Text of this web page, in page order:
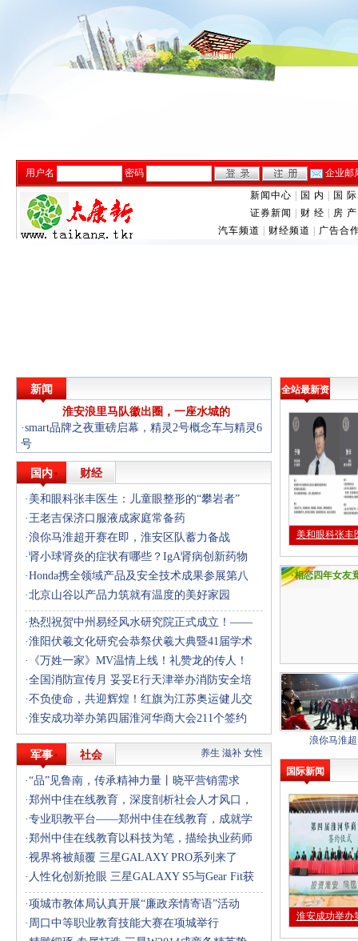
用户名 密码
企业邮
新闻中心
国 内 国 际
证券新闻
财 经 房 产
汽车频道
财经频道 广告合
新闻
淮安浪里马队徽出圈，一座水城的
·smart品牌之夜重磅启幕，精灵2号概念车与精灵6
号
·“十五五”开局启新程 讲好新时代中国品牌故事
国内
财经
· 美和眼科张丰医生：儿童眼整形的“攀岩者”
·王老吉保济口服液成家庭常备药
·浪你马淮超开赛在即，淮安区队蓄力备战
·肾小球肾炎的症状有哪些？IgA肾病创新药物
·Honda携全领域产品及安全技术成果参展第八
·北京山谷以产品力筑就有温度的美好家园
·热烈祝贺中州易经风水研究院正式成立！——
·淮阳伏羲文化研究会恭祭伏羲大典暨41届学术
·
《万姓一家》MV温情上线！礼赞龙的传人！
·全国消防宣传月 妥妥E行天津举办消防安全培
·不负使命，共迎辉煌！红旗为江苏奥运健儿交
·淮安成功举办第四届淮河华商大会211个签约
军事 社会 养生 滋补 女性
·“品”见鲁南，传承精神力量丨晓平营销需求
·郑州中佳在线教育，深度剖析社会人才风口，
·专业职教平台——郑州中佳在线教育，成就学
·郑州中佳在线教育以科技为笔，描绘执业药师
·视界将被颠覆 三星GALAXY PRO系列来了
· 人性化创新抢眼 三星GALAXY S5与Gear Fit获
·项城市教体局认真开展“廉政亲情寄语”活动
· 周口中等职业教育技能大赛在项城举行
全站最新资
讯
美和眼科张丰
·相恋四年女友
浪你马淮超
国际新闻
淮安成功举办